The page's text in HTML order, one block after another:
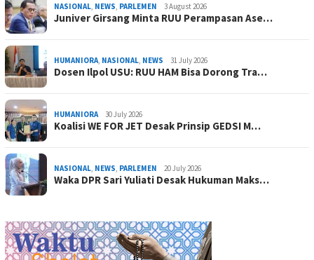
NASIONAL, NEWS, PARLEMEN 3 August 2026
Juniver Girsang Minta RUU Perampasan Ase…
HUMANIORA, NASIONAL, NEWS 31 July 2026
Dosen Ilpol USU: RUU HAM Bisa Dorong Tra…
HUMANIORA 30 July 2026
Koalisi WE FOR JET Desak Prinsip GEDSI M…
NASIONAL, NEWS, PARLEMEN 20 July 2026
Waka DPR Sari Yuliati Desak Hukuman Maks…